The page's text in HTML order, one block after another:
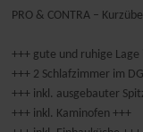
PRO & CONTRA –
+++ gute und ruhige Lage
+++ 2 Schlafzimmer im
+++ inkl. ausgebauter
+++ inkl. Kaminofen +++